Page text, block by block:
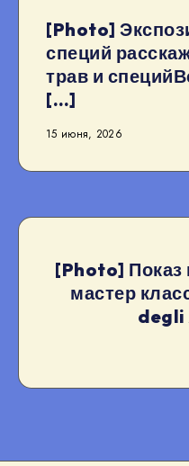
[Photo]
специй
трав и
[…]
15 июня, 2026
[Photo] Показ
мастер
degli